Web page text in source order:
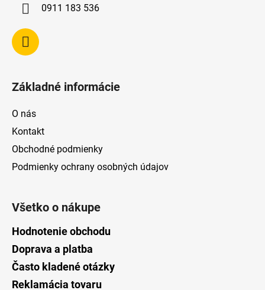
0911 183 536
Základné informácie
O nás
Kontakt
Obchodné podmienky
Podmienky ochrany osobných údajov
Všetko o nákupe
Hodnotenie obchodu
Doprava a platba
Často kladené otázky
Reklamácia tovaru